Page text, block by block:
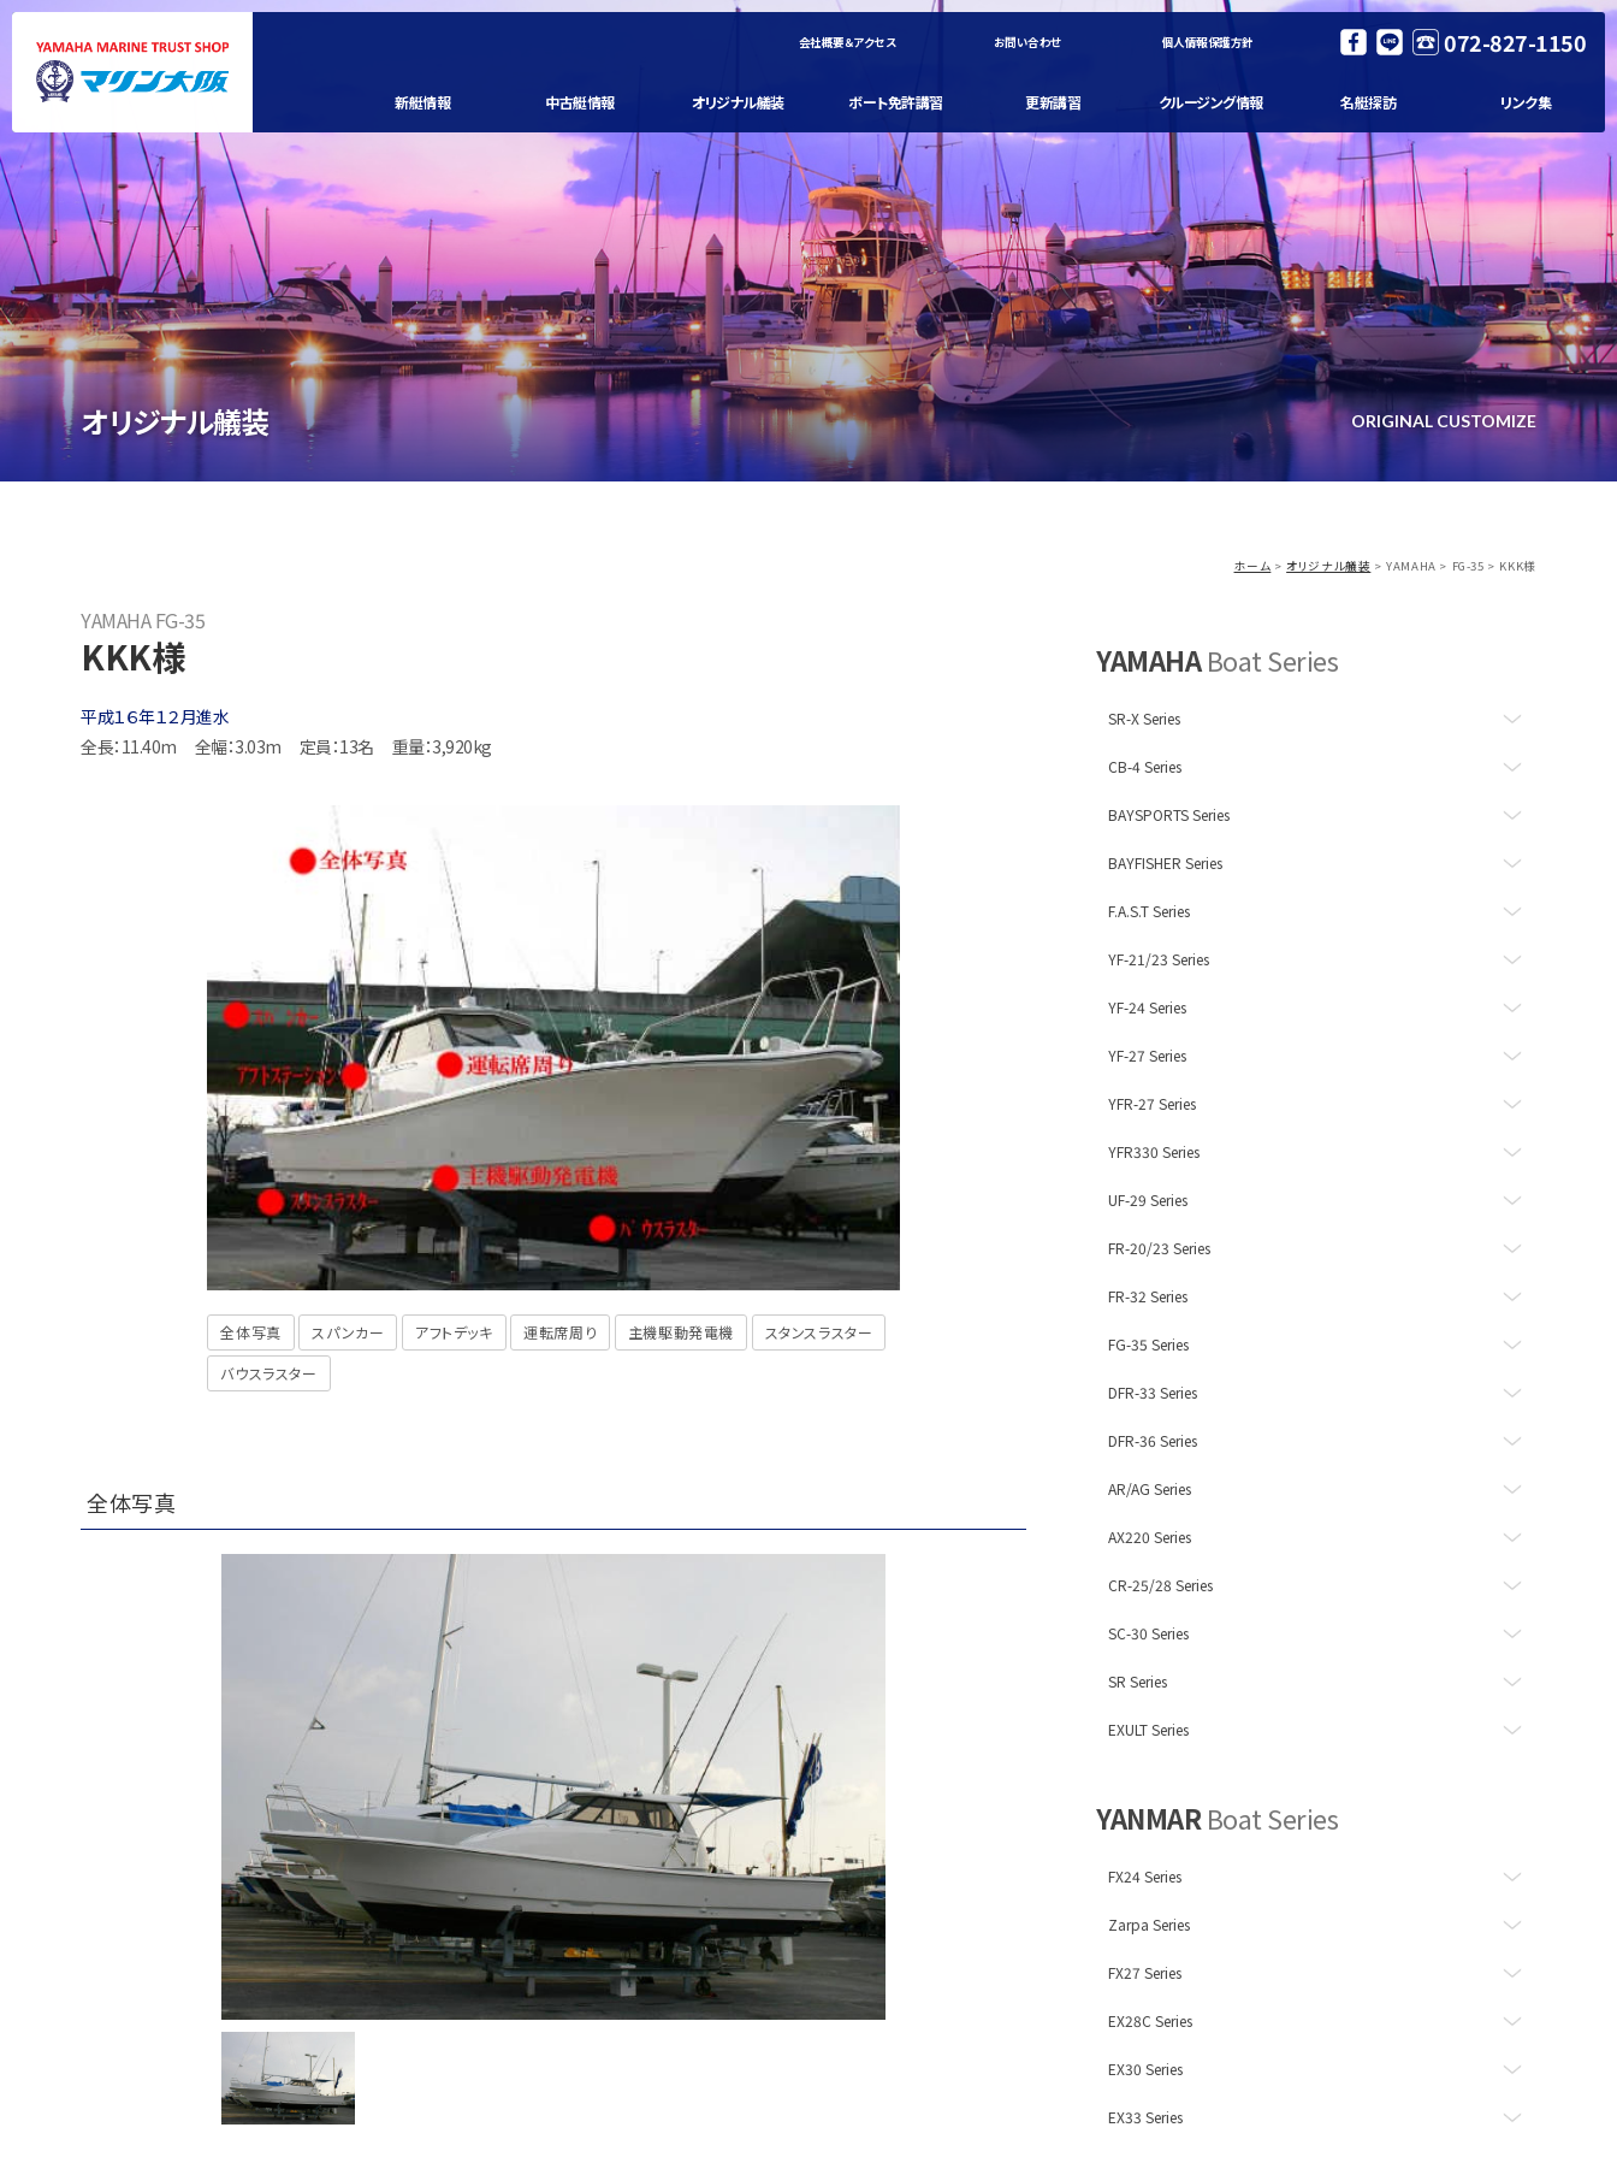
会社概要＆アクセス お問い合わせ 個人情報保護方針 072-827-1150
新艇情報 中古艇情報 オリジナル艤装 ボート免許講習 更新講習 クルージング情報 名艇探訪 リンク集
オリジナル艤装 ORIGINAL CUSTOMIZE
ホーム オリジナル艤装 YAMAHA FG-35 KKK様
YAMAHA FG-35
KKK様
平成１６年１２月進水
全長：11.40m
全幅：3.03m 定員：13名 重量：3,920kg
全体写真 スパンカー アフトデッキ 運転席周り 主機駆動発電機
スタンスラスター
バウスラスター
全体写真
YAMAHABoat Series
SR-X Series
CB-4 Series
BAYSPORTS Series
BAYFISHER Series
F.A.S.T Series
YF-21/23 Series
YF-24 Series
YF-27 Series
YFR-27 Series
YFR330 Series
UF-29 Series
FR-20/23 Series
FR-32 Series
FG-35 Series
DFR-33 Series
DFR-36 Series
AR/AG Series
AX220 Series
CR-25/28 Series
SC-30 Series
SR Series
EXULT Series
YANMAR Boat Series
FX24 Series
Zarpa Series
FX27 Series
EX28C Series
EX30 Series
EX33 Series